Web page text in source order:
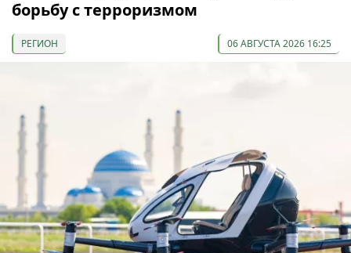
борьбу с терроризмом
РЕГИОН 06 АВГУСТА 2026 16:25